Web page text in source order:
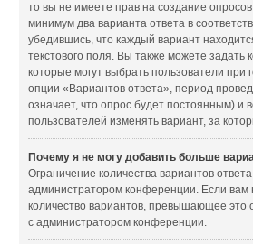
то вы не имеете прав на создание
минимум два варианта ответа в
убедившись, что каждый вариант
текстового поля. Вы также можете задать
которые могут выбрать пользователи при
опции «Вариантов ответа», период
означает, что опрос будет постоянным) и
пользователей изменять вариант, за
Почему я не могу добавить больше
Ограничение количества вариантов
администратором конференции. Если вам
количество вариантов, превышающее это
с администратором конференции.